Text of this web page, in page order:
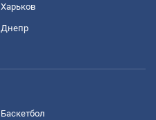
Харьков
Днепр
Баскетбол